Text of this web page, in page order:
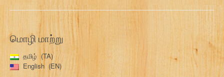
மொழி மாற்று
தமிழ்
TA
English
EN